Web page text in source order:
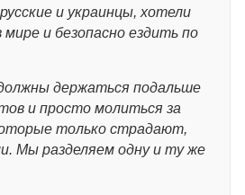
и украинцы, хотели
и безопасно ездить по
держаться подальше
и просто молиться за
только страдают,
Мы разделяем одну и ту же